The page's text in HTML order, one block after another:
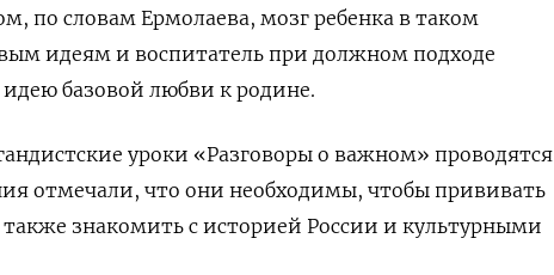
по словам Ермолаева, мозг ребенка в таком
идеям и воспитатель при должном подходе
базовой любви к родине.
уроки «Разговоры о важном» проводятся
отмечали, что они необходимы, чтобы прививать
знакомить с историей России и культурными